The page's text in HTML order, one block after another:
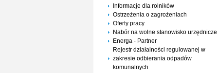
Informacje dla rolników
Ostrzeżenia o zagrożeniach
Oferty pracy
Nabór na wolne stanowisko urzędnicze
Energa - Partner
Rejestr działalności regulowanej w
zakresie odbierania odpadów
komunalnych